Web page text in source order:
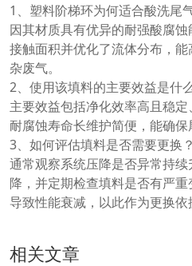
1、塑料阶梯环为何适合酸洗尾
因其材质具有优异的耐强酸腐
接触面积并优化了流体分布，
杂废气。
2、使用该填料的主要效益是什
主要效益包括净化效率高且稳定
耐腐蚀寿命长维护简便，能确保
3、如何评估填料是否需要更换？
通常观察系统压降是否异常持
降，并定期检查填料是否有严
导致性能衰减，以此作为更换依
相关文章